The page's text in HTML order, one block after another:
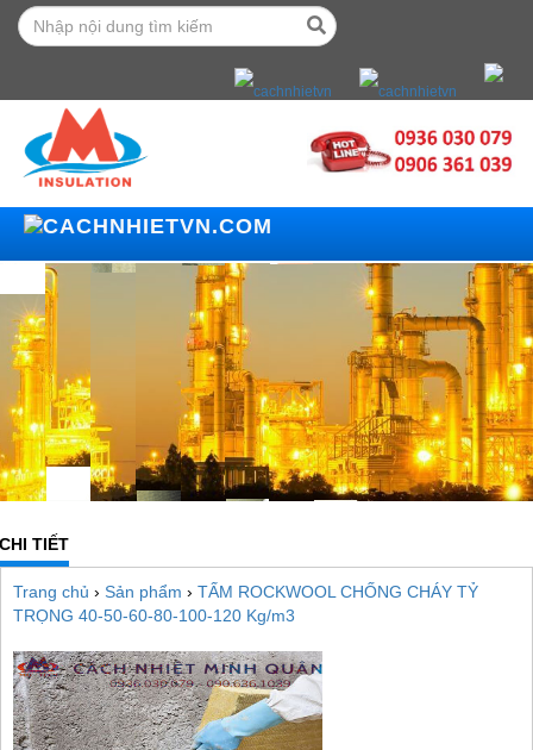
CHI TIẾT
Trang chủ › Sản phẩm › TẤM ROCKWOOL CHỐNG CHÁY TỶ
TRỌNG 40-50-60-80-100-120 Kg/m3